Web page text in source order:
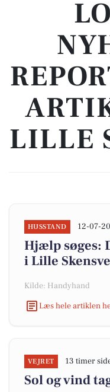
LILLE
HUSSTAND 12-07-
Hjælp søges:
i Lille
Kilde: Handyhand
Læs hele artiklen
VEJRET 13 timer
Sol og vind